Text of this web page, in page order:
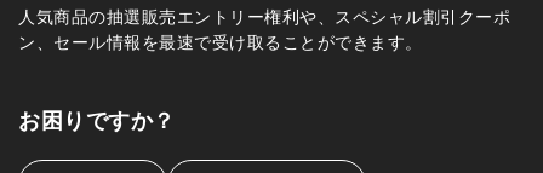
人気商品の抽選販売エントリー権利や、スペシャル割引クーポ
ン、セール情報を最速で受け取ることができます。
お困りですか？